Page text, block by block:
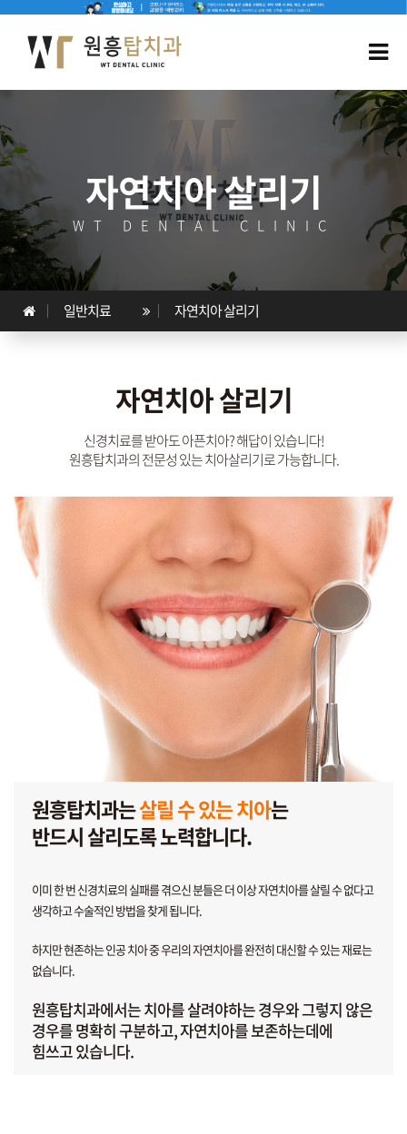
자연치아 살리기
WT DENTAL CLINIC
일반치료 자연치아 살리기
자연치아 살리기
신경치료를 받아도 아픈치아? 해답이 있습니다!
원흥탑치과의 전문성 있는 치아살리기로 가능합니다.
원흥탑치과는살릴 수 있는 치아는
반드시 살리도록 노력합니다.
이미 한 번 신경치료의 실패를 겪으신 분들은더 이상 자연치아를 살릴 수 없다고
생각하고수술적인 방법을 찾게 됩니다.
하지만 현존하는 인공 치아 중 우리의 자연치아를완전히 대신할 수 있는 재료는
없습니다.
원흥탑치과에서는 치아를 살려야하는 경우와 그렇지 않은
경우를명확히 구분하고, 자연치아를 보존하는데에
힘쓰고 있습니다.